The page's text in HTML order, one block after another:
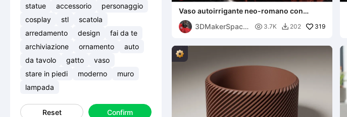
statue
accessorio
personaggio
cosplay
stl
scatola
arredamento
design
fai da te
archiviazione
ornamento
auto
da tavolo
gatto
vaso
stare in piedi
moderno
muro
lampada
Reset Confirm
Vaso autoirrigante neo-romano con
vaschetta raccogliacqua
3DMakerSpace
 3.7K  202 319